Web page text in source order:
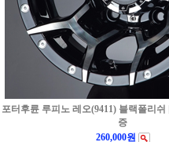
포터후륜 루피노 레오(9411) 블랙폴리
증
260,000원